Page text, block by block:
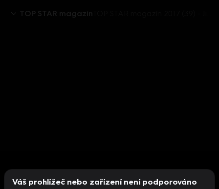
TOP STAR magazín
Váš prohlížeč nebo zařízení není podporováno